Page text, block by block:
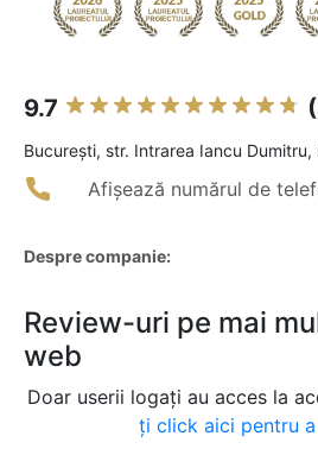
9.7
Bucureşti, str. Intrarea Iancu Dumitru,
Afișează numărul de
Despre companie:
Review-uri pe mai
web
Doar userii logați au acces la
ți click aici pentru